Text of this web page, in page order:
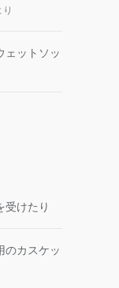
り
ェットソッ
受けたり
のカスケッ